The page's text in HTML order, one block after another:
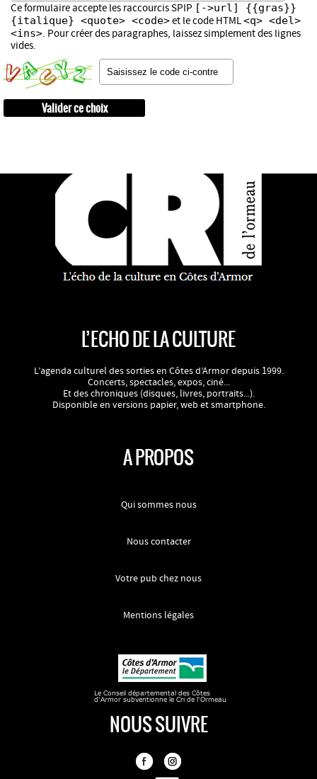
Ce formulaire accepte les raccourcis SPIP [->url] {{gras}}
{italique} <quote> <code>et le code HTML<q> <del>
<ins>. Pour créer des paragraphes, laissez simplement des lignes
vides.
L’ECHO DE LA CULTURE
L’agenda culturel des sorties en Côtes d’Armor depuis 1999.
Concerts, spectacles, expos, ciné...
Et des chroniques (disques, livres, portraits...).
Disponible en versions papier, web et smartphone.
A PROPOS
Qui sommes nous
Nous contacter
Votre pub chez nous
Mentions légales
NOUS SUIVRE